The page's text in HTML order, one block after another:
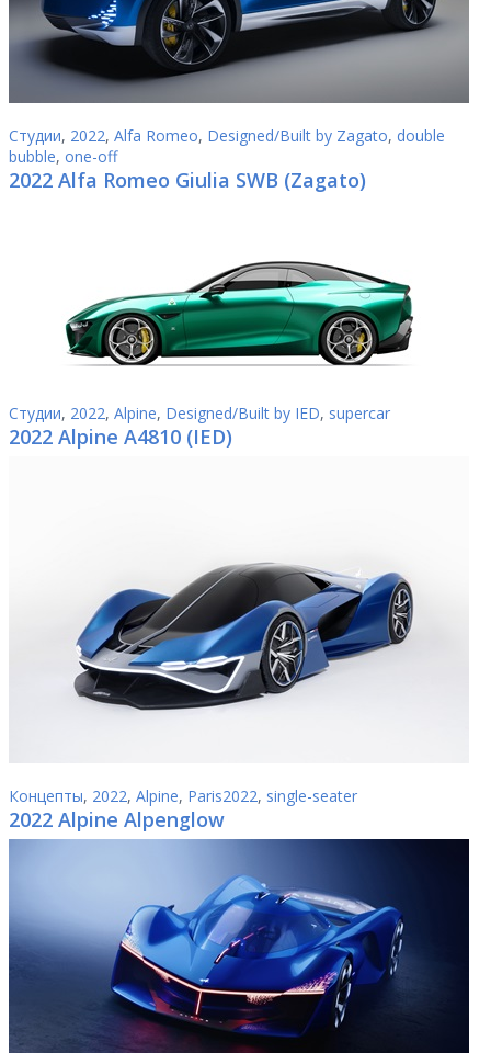
Студии, 2022, Alfa Romeo, Designed/Built by Zagato, double
bubble, one-off
2022 Alfa Romeo Giulia SWB (Zagato)
Студии, 2022, Alpine, Designed/Built by IED, supercar
2022 Alpine A4810 (IED)
Концепты, 2022, Alpine, Paris2022, single-seater
2022 Alpine Alpenglow